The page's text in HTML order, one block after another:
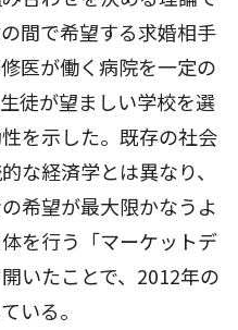
間で希望する求婚相手
医が働く病院を一定の
徒が望ましい学校を選
を示した。既存の社会
な経済学とは異なり、
希望が最大限かなうよ
を行う「マーケットデ
いたことで、2012年の
いる。